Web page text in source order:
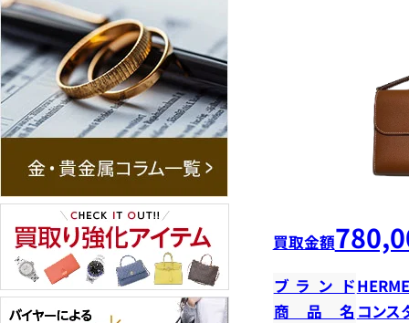
買取金額
ブランド
商品名 コンス